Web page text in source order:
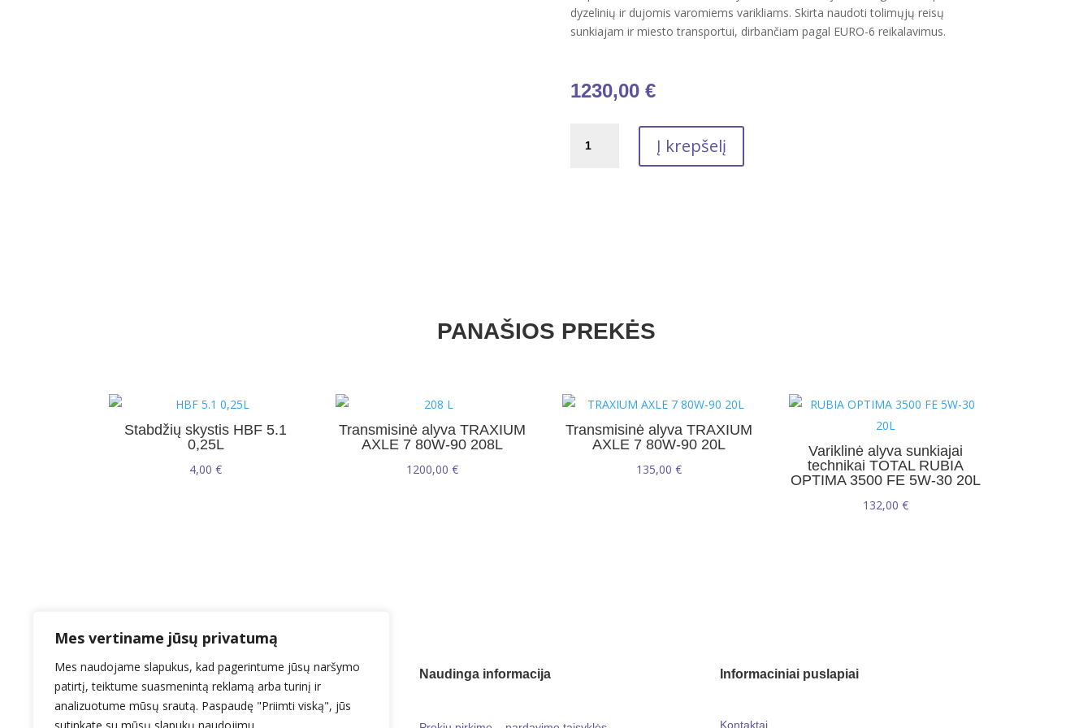
Mes vertiname jūsų privatumą
Mes naudojame slapukus, kad pagerintume jūsų naršymo
patirtį, teiktume suasmenintą reklamą arba turinį ir
analizuotume mūsų srautą. Paspaudę "Priimti viską", jūs
dyzelinių ir dujomis varomiems varikliams. Skirta naudoti tolimųjų reisų
sunkiajam ir miesto transportui, dirbančiam pagal EURO-6 reikalavimus.
1230,00 €
kiekis:
5W-
Į krepšelį
PANAŠIOS PREKĖS
Stabdžių skystis HBF 5.1
0,25L
4,00€
Transmisinė alyva TRAXIUM
AXLE 7 80W-90 208L
1200,00€
Transmisinė alyva TRAXIUM
AXLE 7 80W-90 20L
135,00€
Variklinė alyva sunkiajai
technikai TOTAL RUBIA
OPTIMA 3500 FE 5W-30 20L
132,00€
El.paštas: info@ealyva.lt
Naudinga informacija Informaciniai puslapiai
Kontaktai